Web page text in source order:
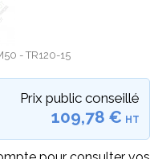
- TR120-15
Prix public conseillé
109,78 € HT